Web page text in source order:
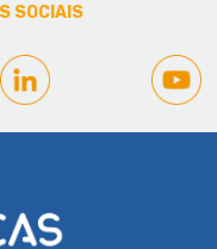
SOCIAIS